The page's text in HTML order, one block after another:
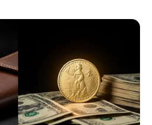
tapetes de crochê.
que é iniciante começar